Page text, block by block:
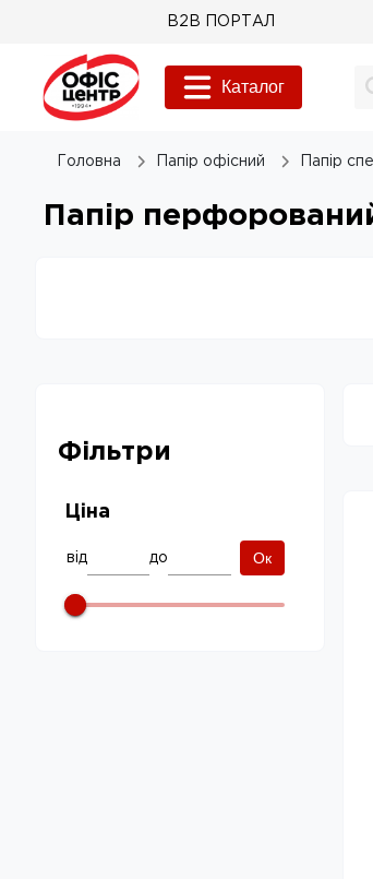
B2B ПОРТАЛ
Каталог
Головна Папір офісний Папір
Папір
Фільтри
Ціна
від до Ок